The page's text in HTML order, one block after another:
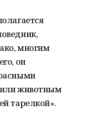
многим
он
или животным
тарелкой».